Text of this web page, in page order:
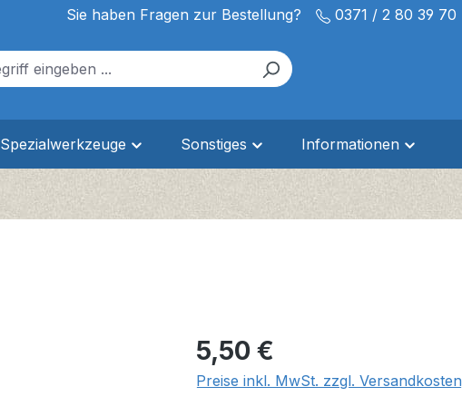
Sie haben Fragen zur Bestellung? 0371 / 2 80 39 70
Spezialwerkzeuge Sonstiges Informationen
Regulärer Preis:
5,50 €
Preise inkl. MwSt. zzgl. Versandkosten